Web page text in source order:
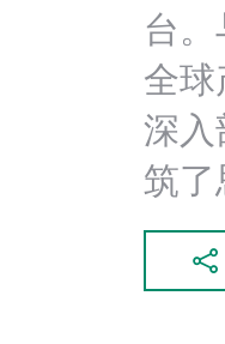
台
全球
深入
筑了